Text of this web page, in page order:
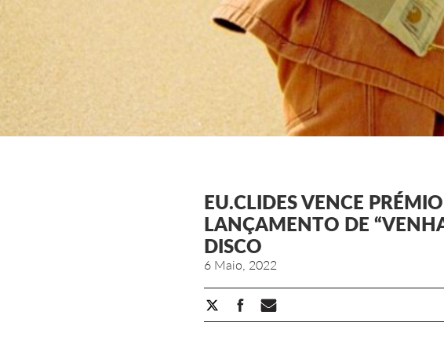
EU.CLIDES VENCE
LANÇAMENTO DE
DISCO
6 Maio, 2022